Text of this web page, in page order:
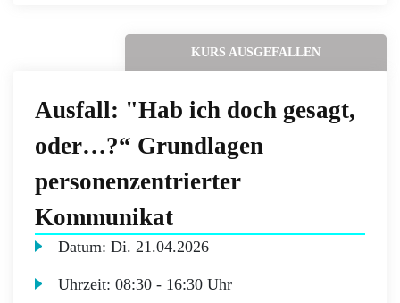
KURS AUSGEFALLEN
Ausfall: "Hab ich doch gesagt,
oder…?“ Grundlagen
personenzentrierter
Kommunikat
Datum:Di. 21.04.2026
Uhrzeit:08:30 - 16:30 Uhr